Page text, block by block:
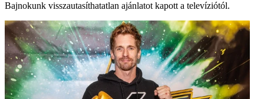
Bajnokunk visszautasíthatatlan ajánlatot kapott a televíziótól.